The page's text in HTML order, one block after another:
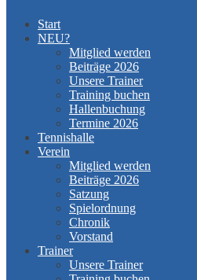
Start
NEU?
Mitglied werden
Beiträge 2026
Unsere Trainer
Training buchen
Hallenbuchung
Termine 2026
Tennishalle
Verein
Mitglied werden
Beiträge 2026
Satzung
Spielordnung
Chronik
Vorstand
Trainer
Unsere Trainer